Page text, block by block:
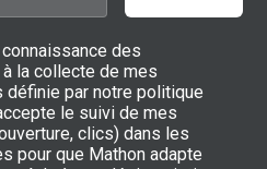
des
la collecte de mes
par notre politique
le suivi de mes
clics) dans les
pour que Mathon adapte